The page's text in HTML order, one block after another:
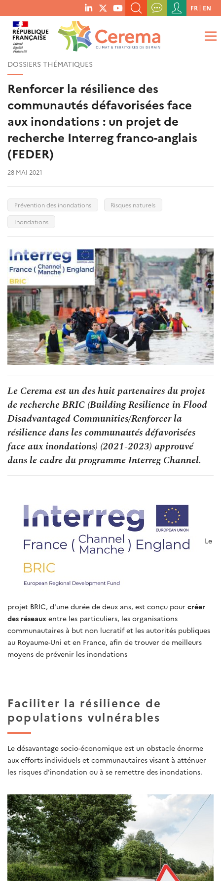
menu
social
links
RECHERCHER UN MOT-CLÉ, UNE PUBLICATION, ETC.
QUE RECHERCHEZ-VOUS ?
Menu
du
compte
de
FR EN
DOSSIERS THÉMATIQUES
Renforcer la résilience des
communautés défavorisées face
aux inondations : un projet de
recherche Interreg franco-anglais
(FEDER)
28 MAI 2021
Prévention des inondations
Risques naturels
Inondations
Le Cerema est un des huit partenaires du projet
de recherche BRIC (Building Resilience in Flood
Disadvantaged Communities/Renforcer la
résilience dans les communautés défavorisées
face aux inondations) (2021-2023) approuvé
dans le cadre du programme Interreg Channel.
Le
projet BRIC, d'une durée de deux ans, est conçu pour créer
des réseaux entre les particuliers, les organisations
communautaires à but non lucratif et les autorités publiques
au Royaume-Uni et en France, afin de trouver de meilleurs
moyens de prévenir les inondations
Faciliter la résilience de
populations vulnérables
Le désavantage socio-économique est un obstacle énorme
aux efforts individuels et communautaires visant à atténuer
les risques d'inondation ou à se remettre des inondations.